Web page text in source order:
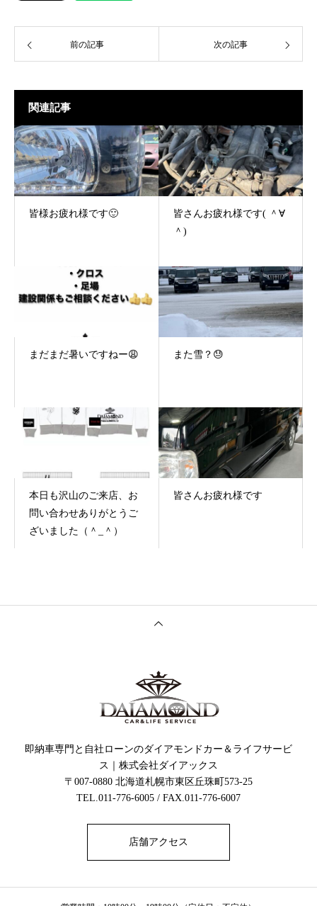
前の記事 次の記事
関連記事
皆様お疲れ様です🙂
皆さんお疲れ様です( ＾∀
＾)
まだまだ暑いですねー😩 また雪？😓
本日も沢山のご来店、お
問い合わせありがとうご
ざいました（＾_＾）
皆さんお疲れ様です
即納車専門と自社ローンのダイアモンドカー＆ライフサービ
ス｜株式会社ダイアックス
〒007-0880 北海道札幌市東区丘珠町573-25
TEL.011-776-6005 / FAX.011-776-6007
店舗アクセス